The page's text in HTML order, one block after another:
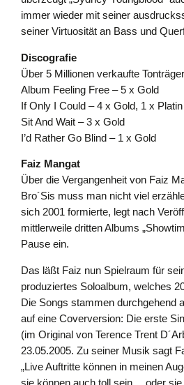
immer wieder mit seiner
seiner Virtuosität an Bass und
Discografie
Über 5 Millionen verkaufte
Album Feeling Free – 5 x Gold
If Only I Could – 4 x Gold, 1 x Platin
Sit And Wait – 3 x Gold
I’d Rather Go Blind – 1 x Gold
Faiz Mangat
Über die Vergangenheit von Faiz
Bro´Sis muss man nicht viel
sich 2001 formierte, legt nach
mittlerweile dritten Albums
Pause ein.
Das läßt Faiz nun Spielraum für
produziertes Soloalbum, welches
Die Songs stammen durchgehend
auf eine Coverversion: Die erste
(im Original von Terence Trent
23.05.2005. Zu seiner Musik sagt
„Live Auftritte können in meinen
sie können auch toll sein… oder